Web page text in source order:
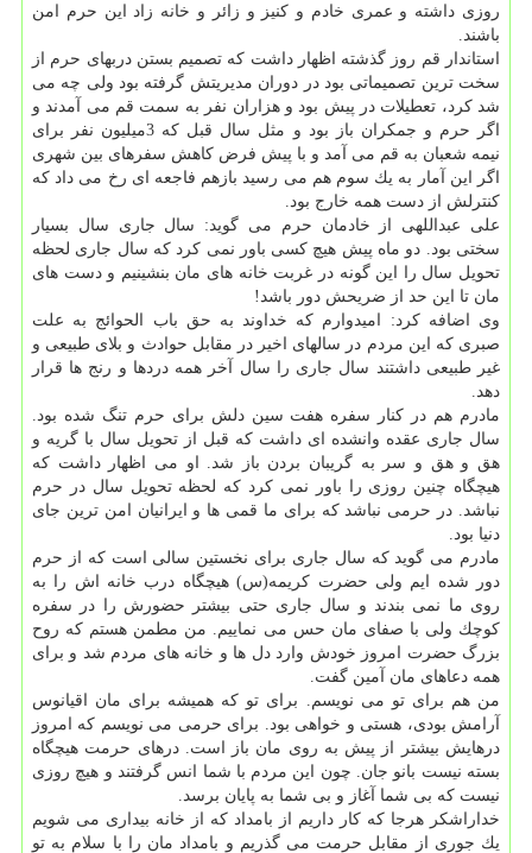
روزی داشته و عمری خادم و كنیز و زائر و خانه زاد این حرم امن
باشند.
استاندار قم روز گذشته اظهار داشت كه تصمیم بستن دربهای حرم از
سخت ترین تصمیماتی بود در دوران مدیریتش گرفته بود ولی چه می
شد كرد، تعطیلات در پیش بود و هزاران نفر به سمت قم می آمدند و
اگر حرم و جمكران باز بود و مثل سال قبل كه 3میلیون نفر برای
نیمه شعبان به قم می آمد و با پیش فرض كاهش سفرهای بین شهری
اگر این آمار به یك سوم هم می رسید بازهم فاجعه ای رخ می داد كه
كنترلش از دست همه خارج بود.
علی عبداللهی از خادمان حرم می گوید: سال جاری سال بسیار
سختی بود. دو ماه پیش هیچ كسی باور نمی كرد كه سال جاری لحظه
تحویل سال را این گونه در غربت خانه های مان بنشینیم و دست های
مان تا این حد از ضریحش دور باشد!
وی اضافه كرد: امیدوارم كه خداوند به حق باب الحوائج به علت
صبری كه این مردم در سالهای اخیر در مقابل حوادث و بلای طبیعی و
غیر طبیعی داشتند سال جاری را سال آخر همه دردها و رنج ها قرار
دهد.
مادرم هم در كنار سفره هفت سین دلش برای حرم تنگ شده بود.
سال جاری عقده وانشده ای داشت كه قبل از تحویل سال با گریه و
هق و هق و سر به گریبان بردن باز شد. او می اظهار داشت كه
هیچگاه چنین روزی را باور نمی كرد كه لحظه تحویل سال در حرم
نباشد. در حرمی نباشد كه برای ما قمی ها و ایرانیان امن ترین جای
دنیا بود.
مادرم می گوید كه سال جاری برای نخستین سالی است كه از حرم
دور شده ایم ولی حضرت كریمه(س) هیچگاه درب خانه اش را به
روی ما نمی بندند و سال جاری حتی بیشتر حضورش را در سفره
كوچك ولی با صفای مان حس می نماییم. من مطمن هستم كه روح
بزرگ حضرت امروز خودش وارد دل ها و خانه های مردم شد و برای
همه دعاهای مان آمین گفت.
من هم برای تو می نویسم. برای تو كه همیشه برای مان اقیانوس
آرامش بودی، هستی و خواهی بود. برای حرمی می نویسم كه امروز
درهایش بیشتر از پیش به روی مان باز است. درهای حرمت هیچگاه
بسته نیست بانو جان. چون این مردم با شما انس گرفتند و هیچ روزی
نیست كه بی شما آغاز و بی شما به پایان برسد.
خداراشكر هرجا كه كار داریم از بامداد كه از خانه بیداری می شویم
یك جوری از مقابل حرمت می گذریم و بامداد مان را با سلام به تو